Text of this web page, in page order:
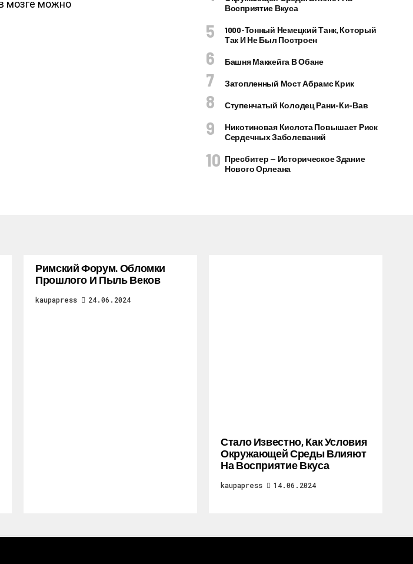
мозге можно
Восприятие Вкуса
1000-Тонный Немецкий Танк, Который
Так И Не Был Построен
Башня Маккейга В Обане
Затопленный Мост Абрамс Крик
Ступенчатый Колодец Рани-Ки-Вав
Никотиновая Кислота Повышает Риск
Сердечных Заболеваний
Пресбитер — Историческое Здание
Нового Орлеана
Римский Форум. Обломки
Прошлого И Пыль Веков
kaupapress 24.06.2024
Стало Известно, Как Условия
Окружающей Среды Влияют
На Восприятие Вкуса
kaupapress 14.06.2024